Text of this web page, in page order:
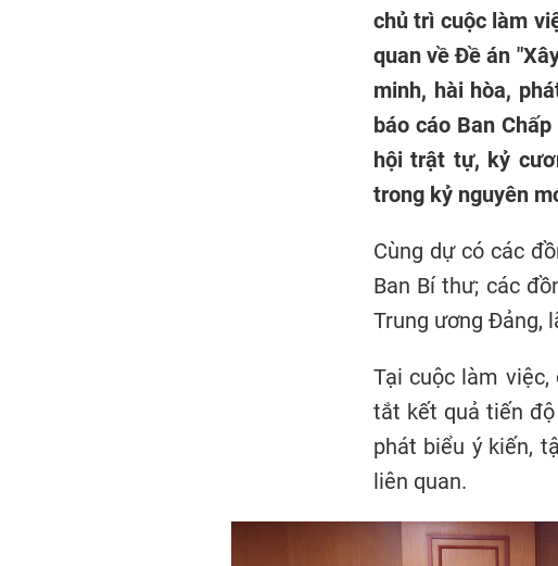
chủ trì cuộc làm
quan về Đề án
minh, hài hòa,
báo cáo Ban
hội trật tự, kỷ
trong kỷ nguyên
Cùng dự có các
Ban Bí thư; các
Trung ương Đảng,
Tại cuộc làm
tắt kết quả tiến
phát biểu ý kiến,
liên quan.